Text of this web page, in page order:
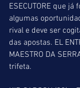
ESECUTORE que
algumas
rival e deve ser
das apostas. EL
MAESTRO DA
trifeta.